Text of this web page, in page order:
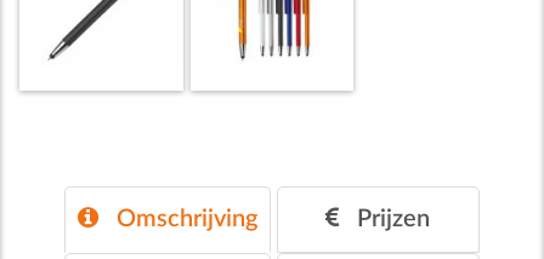
Omschrijving Prijzen